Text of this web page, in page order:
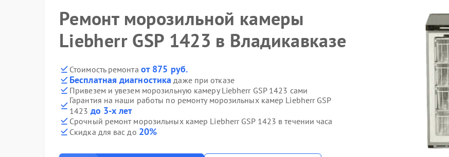
Ремонт морозильной камеры
Liebherr GSP 1423 в Владикавказе
Стоимость ремонта от 875 руб.
Бесплатная диагностика даже при отказе
Привезем и увезем морозильную камеру Liebherr GSP 1423 сами
Гарантия на наши работы по ремонту морозильных камер Liebherr GSP
1423 до 3-х лет
Срочный ремонт морозильных камер Liebherr GSP 1423 в течении часа
Скидка для вас до 20%